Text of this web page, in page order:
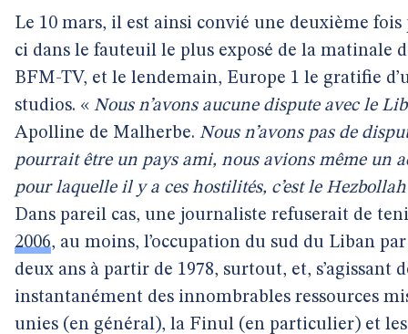
Le 10 mars, il est ainsi convié une deuxième
ci dans le fauteuil le plus exposé de la matinale
BFM-TV, et le lendemain, Europe 1 le gratifie
studios. « Nous n’avons aucune dispute avec le
Apolline de Malherbe. Nous n’avons pas de
pourrait être un pays ami, nous avions même un
pour laquelle il y a ces hostilités, c’est le
Dans pareil cas, une journaliste refuserait de
2006, au moins, l’occupation du sud du Liban
deux ans à partir de 1978, surtout, et, s’agissant
instantanément des innombrables ressources
unies (en général), la Finul (en particulier) et